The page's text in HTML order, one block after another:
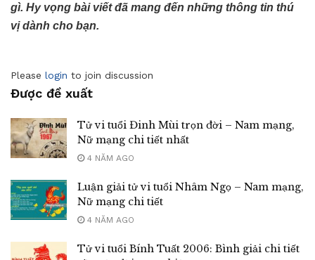
gì. Hy vọng bài viết đã mang đến những thông tin thú
vị dành cho bạn.
Please login to join discussion
Được đề xuất
Tử vi tuổi Đinh Mùi trọn đời – Nam mạng,
Nữ mạng chi tiết nhất
4 NĂM AGO
Luận giải tử vi tuổi Nhâm Ngọ – Nam mạng,
Nữ mạng chi tiết
4 NĂM AGO
Tử vi tuổi Bính Tuất 2006: Bình giải chi tiết